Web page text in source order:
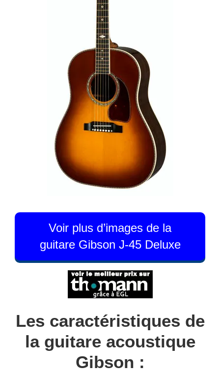
Voir plus d’images de la
guitare Gibson J-45 Deluxe
Les caractéristiques de
la guitare acoustique
Gibson :